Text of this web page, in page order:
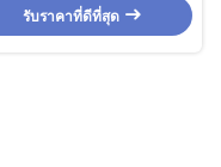
สําหรับห้องปฏิบัติการ
รับราคาที่ดีที่สุด